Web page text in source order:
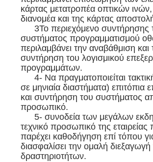
ΜΥΣΤΙΚΌΤΗΤΑΣ
κάρτας μετατροπέα οπτικών
διανομέα και της κάρτας
3Το περιεχόμενο συντήρησης
συστήματος προγραμματισμού
περιλαμβάνει την αναβάθμιση και
συντήρηση του λογισμικού
προγραμμάτων.
4- Να πραγματοποιείται
σε μηνιαία διαστήματα) επιτόπια
και συντήρηση του συστήματος
προσωπικό.
5- συνοδεία των μεγάλων
τεχνικό προσωπικό της εταιρείας
παρέχει καθοδήγηση επί τόπου
διασφαλίσει την ομαλή
δραστηριοτήτων.